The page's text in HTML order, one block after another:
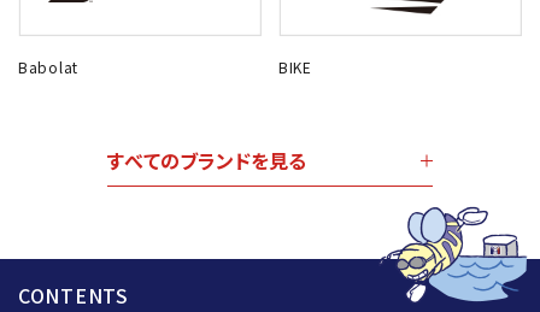
Babolat BIKE
すべてのブランドを見る
CONTENTS